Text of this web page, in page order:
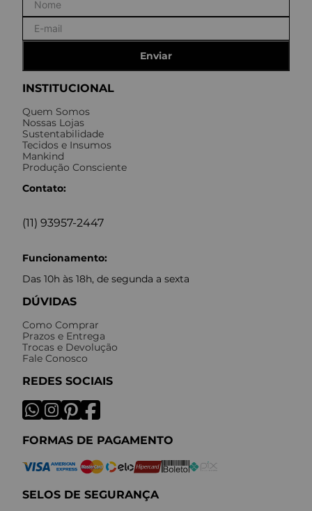
INSTITUCIONAL
Quem Somos
Nossas Lojas
Sustentabilidade
Tecidos e Insumos
Mankind
Produção Consciente
Contato:
(11) 93957-2447
Funcionamento:
Das 10h às 18h, de segunda a sexta
DÚVIDAS
Como Comprar
Prazos e Entrega
Trocas e Devolução
Fale Conosco
REDES SOCIAIS
FORMAS DE PAGAMENTO
SELOS DE SEGURANÇA
Enviar